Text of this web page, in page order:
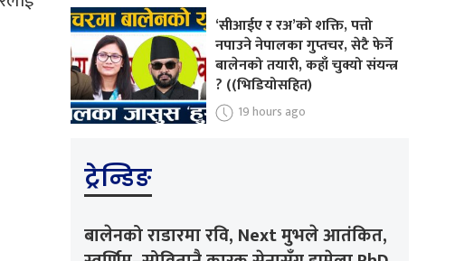
‘सीआईए र रअ’को शक्ति, पत्तो
नपाउने नेपालका गुप्तचर, सेटै फेर्ने
बालेनको तयारी, कहाँ चुक्यो संयन्त्र
? ((भिडियोसहित)
19 hours ago
ट्रेन्डिङ
बालेनको राडारमा रवि, Next मुभले आतंकित,